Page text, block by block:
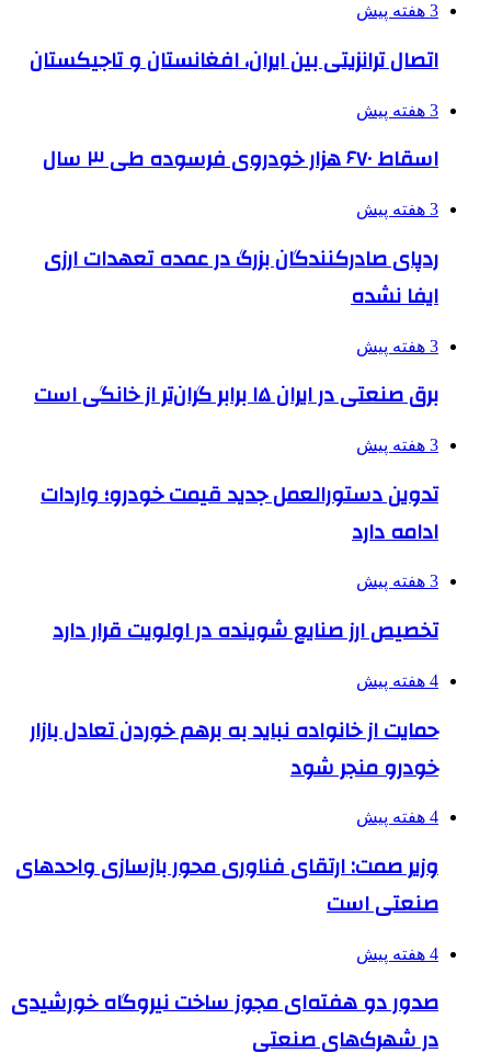
3 هفته پیش
اتصال ترانزیتی بین ایران، افغانستان و تاجیکستان
3 هفته پیش
اسقاط ۶۷۰ هزار خودروی فرسوده طی ۳ سال
3 هفته پیش
ردپای صادرکنندگان بزرگ در عمده تعهدات ارزی
ایفا نشده
3 هفته پیش
برق صنعتی در ایران ۱۵ برابر گران‌تر از خانگی است
3 هفته پیش
تدوین دستورالعمل جدید قیمت خودرو؛ واردات
ادامه دارد
3 هفته پیش
تخصیص ارز صنایع شوینده در اولویت قرار دارد
4 هفته پیش
حمایت از خانواده نباید به برهم خوردن تعادل بازار
خودرو منجر شود
4 هفته پیش
وزیر صمت: ارتقای فناوری محور بازسازی واحدهای
صنعتی است
4 هفته پیش
صدور دو هفته‌ای مجوز ساخت نیروگاه خورشیدی
در شهرک‌های صنعتی